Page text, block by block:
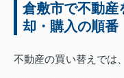
倉敷市で不動産
却・購入の順番
不動産の買い替えでは